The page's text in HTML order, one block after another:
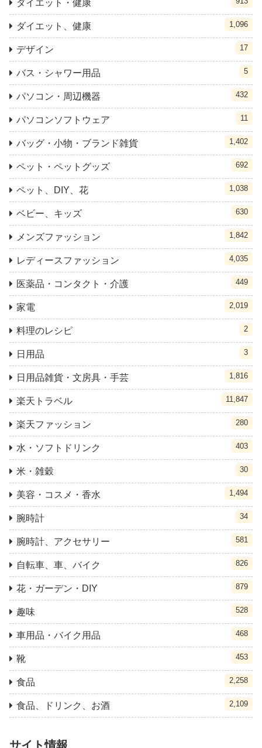
ダイエット・健康
ダイエット、健康 1,096
デザイン 17
バス・シャワー用品 5
パソコン・周辺機器 432
パソコンソフトウェア 11
バッグ・小物・ブランド雑貨 1,402
ペット・ペットグッズ 692
ペット、DIY、花 1,038
ベビー、キッズ 630
メンズファッション 1,842
レディースファッション 4,035
医薬品・コンタクト・介護 449
家電 2,019
料理のレシピ 2
日用品 3
日用品雑貨・文房具・手芸 1,816
楽天トラベル 11,847
楽天ファッション 280
水・ソフトドリンク 403
米・雑穀 30
美容・コスメ・香水 1,494
腕時計 34
腕時計、アクセサリー 581
自転車、車、バイク 826
花・ガーデン・DIY 879
趣味 528
車用品・バイク用品 468
靴 453
食品 2,258
食品、ドリンク、お酒 2,109
サイト情報